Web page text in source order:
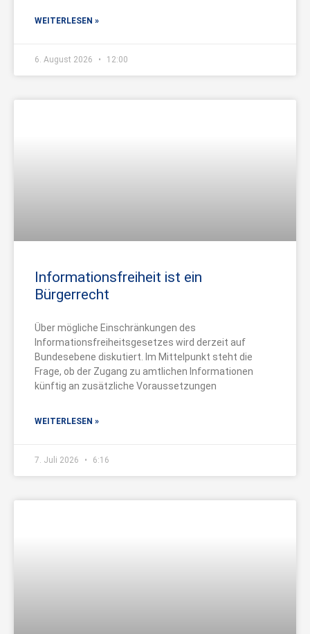
WEITERLESEN »
6. August 2026 12:00
Informationsfreiheit ist ein
Bürgerrecht
Über mögliche Einschränkungen des
Informationsfreiheitsgesetzes wird derzeit auf
Bundesebene diskutiert. Im Mittelpunkt steht die
Frage, ob der Zugang zu amtlichen Informationen
künftig an zusätzliche Voraussetzungen
WEITERLESEN »
7. Juli 2026 6:16